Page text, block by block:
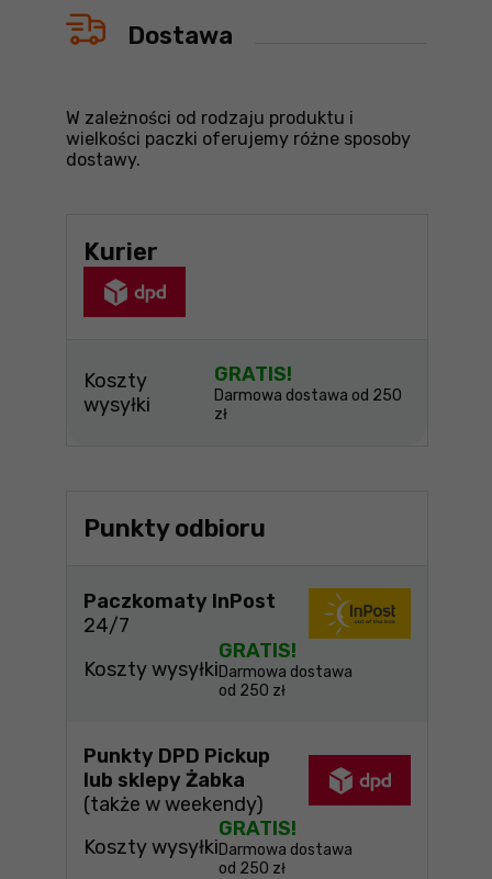
Dostawa
W zależności od rodzaju produktu i
wielkości paczki oferujemy różne sposoby
dostawy.
Kurier
Koszty
wysyłki
GRATIS!
Darmowa dostawa od 250
zł
Punkty odbioru
Paczkomaty InPost
24/7
Koszty wysyłki
GRATIS!
Darmowa dostawa
od 250 zł
Punkty DPD Pickup
lub sklepy Żabka
(także w weekendy)
Koszty wysyłki
GRATIS!
Darmowa dostawa
od 250 zł